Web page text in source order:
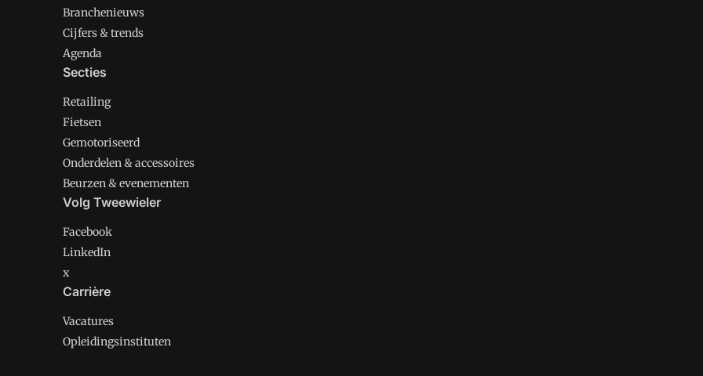
Branchenieuws
Cijfers & trends
Agenda
Secties
Retailing
Fietsen
Gemotoriseerd
Onderdelen & accessoires
Beurzen & evenementen
Volg Tweewieler
Facebook
LinkedIn
x
Carrière
Vacatures
Opleidingsinstituten